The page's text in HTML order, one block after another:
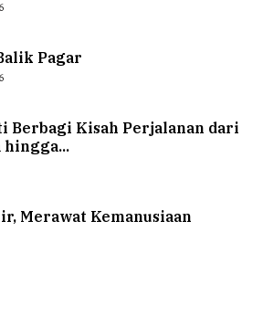
Pagar
Berbagi Kisah Perjalanan dari
hingga...
Merawat Kemanusiaan